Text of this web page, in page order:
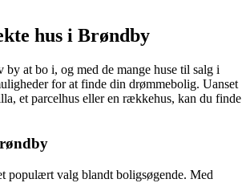
hus i Brøndby
by at bo i, og med de mange huse til salg i
for at finde din drømmebolig. Uanset
et parcelhus eller en rækkehus, kan du finde
populært valg blandt boligsøgende. Med